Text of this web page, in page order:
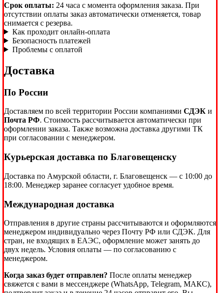
Срок оплаты: 24 часа с момента оформления заказа. При
отсутствии оплаты заказ автоматически отменяется, товар
снимается с резерва.
Как проходит онлайн-оплата
Безопасность платежей
Проблемы с оплатой
Доставка
По России
Доставляем по всей территории России компаниями СДЭК и
Почта РФ. Стоимость рассчитывается автоматически при
оформлении заказа. Также возможна доставка другими ТК
при согласовании с менеджером.
Курьерская доставка по Благовещенску
Доставка по Амурской области, г. Благовещенск — с 10:00 до
18:00. Менеджер заранее согласует удобное время.
Международная доставка
Отправления в другие страны рассчитываются и оформляются
менеджером индивидуально через Почту РФ или СДЭК. Для
стран, не входящих в ЕАЭС, оформление может занять до
двух недель. Условия оплаты — по согласованию с
менеджером.
Когда заказ будет отправлен? После оплаты менеджер
свяжется с вами в мессенджере (WhatsApp, Telegram, МАКС),